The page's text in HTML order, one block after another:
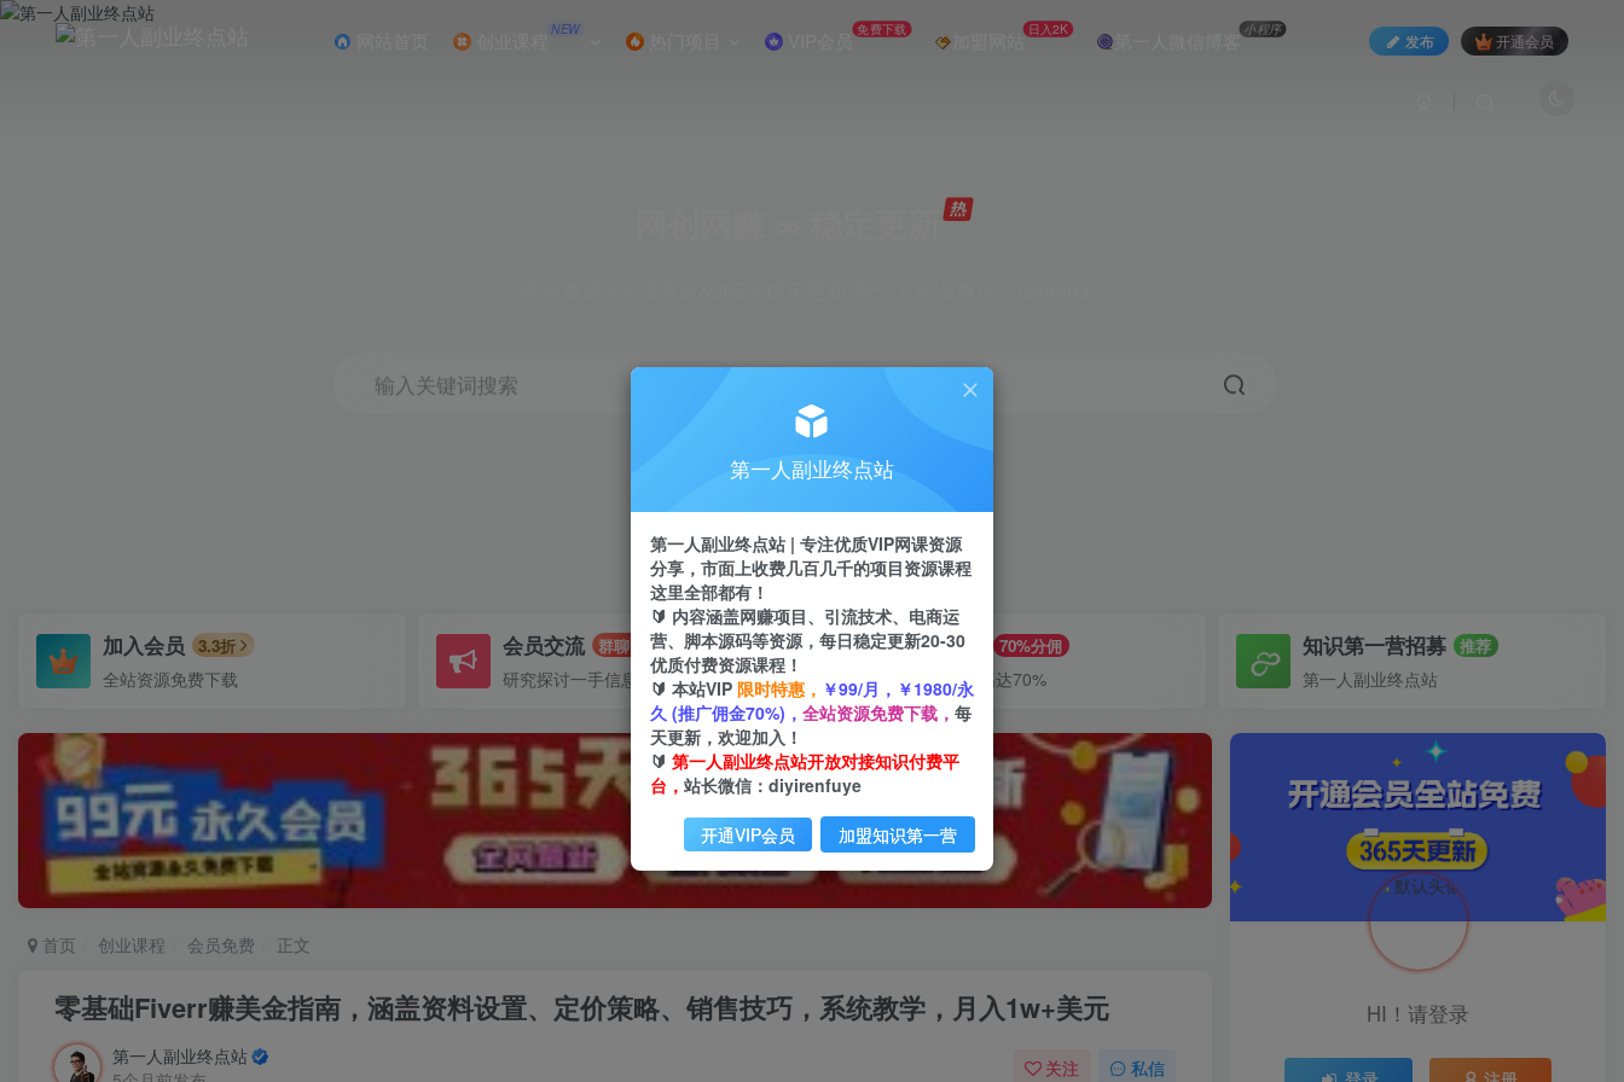
NEW 热门项目 VIP会员 免费下载 加盟网站 日入2K 第一人微信博客 小程序
发布 开通会员
输入关键词搜索
引流 剪辑 短视频
加入会员 3.3折
全站资源免费下载
会员交流 群聊
研究探讨一手信息差
推广赚钱 70%分佣
推广返佣高达70%
知识第一营招募 推荐
第一人副业终点站
首页 创业课程 会员免费 正文
零基础Fiverr赚美金指南，涵盖资料设置、定价策略、销售技巧，系统教学，月入1w+美元
第一人副业终点站
关注 私信
HI！请登录
第一人副业终点站
第一人副业终点站 | 专注优质VIP网课资源
分享，市面上收费几百几千的项目资源课程
这里全部都有！
🔰 内容涵盖网赚项目、引流技术、电商运
营、脚本源码等资源，每日稳定更新20-30
优质付费资源课程！
🔰 本站VIP 限时特惠， ￥99/月，￥1980/永
久 (推广佣金70%)， 全站资源免费下载， 每
天更新，欢迎加入！
🔰 第一人副业终点站开放对接知识付费平
台， 站长微信：diyirenfuye
开通VIP会员 加盟知识第一营